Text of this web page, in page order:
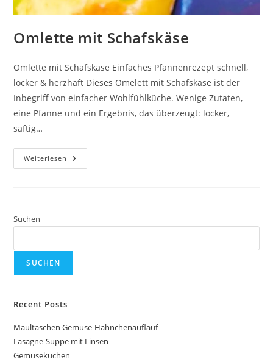
Omlette mit Schafskäse
Omlette mit Schafskäse Einfaches Pfannenrezept schnell,
locker & herzhaft Dieses Omelett mit Schafskäse ist der
Inbegriff von einfacher Wohlfühlküche. Wenige Zutaten,
eine Pfanne und ein Ergebnis, das überzeugt: locker,
saftig…
Weiterlesen Omlette
Mit
Suchen
SUCHEN
Recent Posts
Maultaschen Gemüse-Hähnchenauflauf
Lasagne-Suppe mit Linsen
Gemüsekuchen